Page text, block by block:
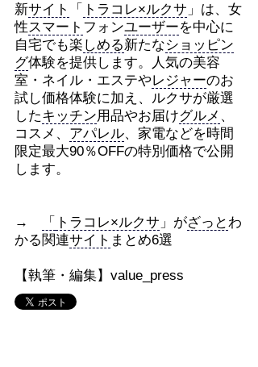
新サイト 「 トラコレ×ルクサ 」は、女
性スマート フォンユーザーを中心に
自宅でも楽 しめる新たなショッピン
グ体験を提供します。人気の美容
室・ネイル・エステやレジャーのお
試し価格体験に加え、ルクサが厳選
したキッチン用品やお届けグルメ 、
コスメ、 アパレル、家電などを時間
限定最大90％OFFの特別価格で公開
します。
→ 「 トラコレ×ルクサ 」がざっとわ
かる関連サイト まとめ6選
【執筆・編集】value_press